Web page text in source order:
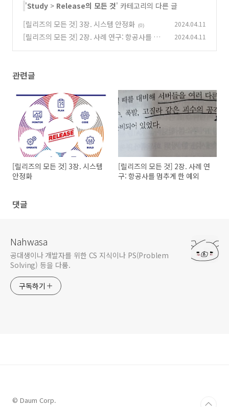
'Study > Release의 모든 것' 카테고리의 다른 글
[릴리즈의 모든 것] 3장. 시스템 안정화 (0) 2024.04.11
[릴리즈의 모든 것] 2장. 사례 연구: 항공사를 멈
2024.04.11
관련글
[릴리즈의 모든 것] 3장. 시스템
안정화
[릴리즈의 모든 것] 2장. 사례 연
구: 항공사를 멈추게 한 예외
댓글
Nahwasa
공대생이나 개발자를 위한 CS 지식이나 PS(Problem
Solving) 등을 다룸.
구독하기
© Daum Corp.